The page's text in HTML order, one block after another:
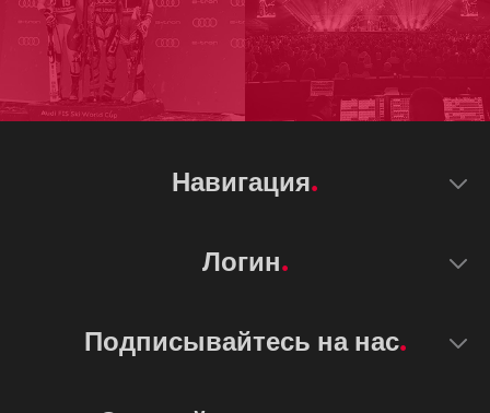
Навигация
Логин
Подписывайтесь на нас